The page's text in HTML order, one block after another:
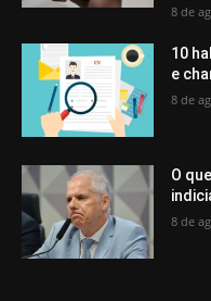
8 de
10
e
8 de
O
8 de